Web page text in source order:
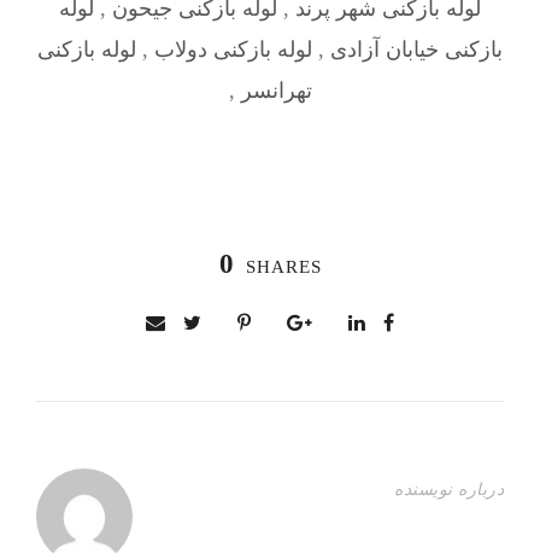
لوله بازکنی شهر پرند , لوله بازکنی جیحون , لوله
بازکنی خیابان آزادی , لوله بازکنی دولاب , لوله بازکنی
تهرانسر ,
0 SHARES
درباره نویسنده